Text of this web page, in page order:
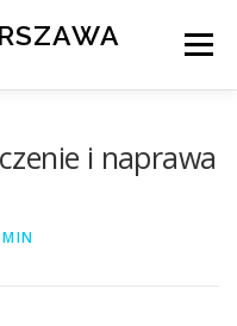
Menu
i naprawa